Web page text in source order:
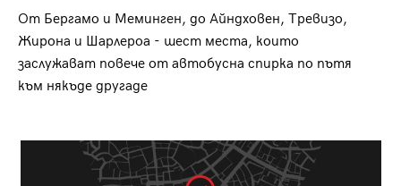
От Бергамо и Меминген, до Айндховен, Тревизо,
Жирона и Шарлероа - шест места, които
заслужават повече от автобусна спирка по пътя
към някъде другаде